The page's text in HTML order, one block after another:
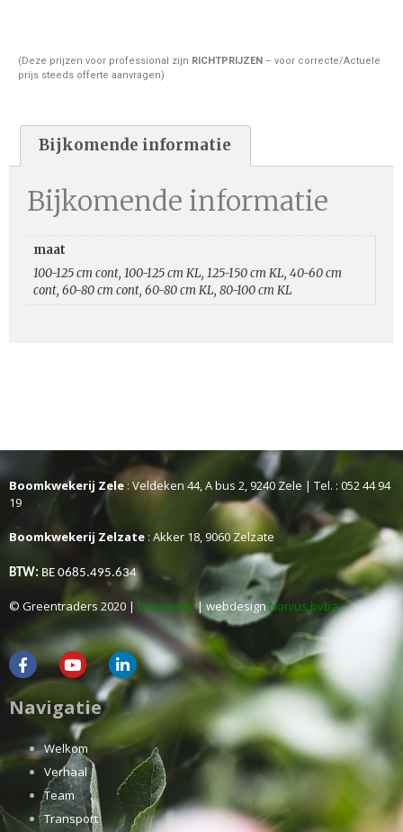
(Deze prijzen voor professional zijn RICHTPRIJZEN – voor correcte/Actuele
prijs steeds offerte aanvragen)
Bijkomende informatie
Bijkomende informatie
maat
100-125 cm cont, 100-125 cm KL, 125-150 cm KL, 40-60 cm
cont, 60-80 cm cont, 60-80 cm KL, 80-100 cm KL
Boomkwekerij Zele: Veldeken 44, A bus 2, 9240 Zele | Tel. : 052 44 94
19
Boomkwekerij Zelzate : Akker 18, 9060 Zelzate
BTW: BE 0685.495.634
© Greentraders 2020 | Disclaimer| webdesignNonius bvba
Navigatie
Welkom
Verhaal
Team
Transport